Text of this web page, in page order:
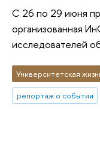
С 26 по 29 июня
организованная
исследователей
Университетская
репортаж о событии